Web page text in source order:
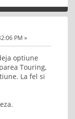
PM »
optiune
Touring,
La fel si